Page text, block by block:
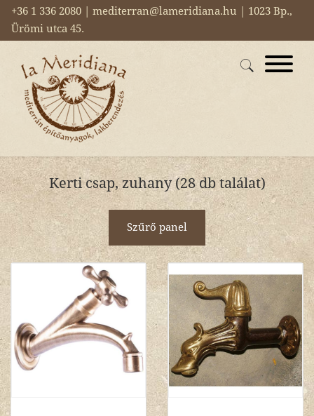
+36 1 336 2080 | mediterran@lameridiana.hu | 1023 Bp.,
Ürömi utca 45.
Kerti csap, zuhany (28 db találat)
Szűrő panel